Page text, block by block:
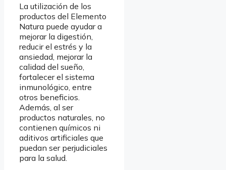
La utilización de los
productos del Elemento
Natura puede ayudar a
mejorar la digestión,
reducir el estrés y la
ansiedad, mejorar la
calidad del sueño,
fortalecer el sistema
inmunológico, entre
otros beneficios.
Además, al ser
productos naturales, no
contienen químicos ni
aditivos artificiales que
puedan ser perjudiciales
para la salud.